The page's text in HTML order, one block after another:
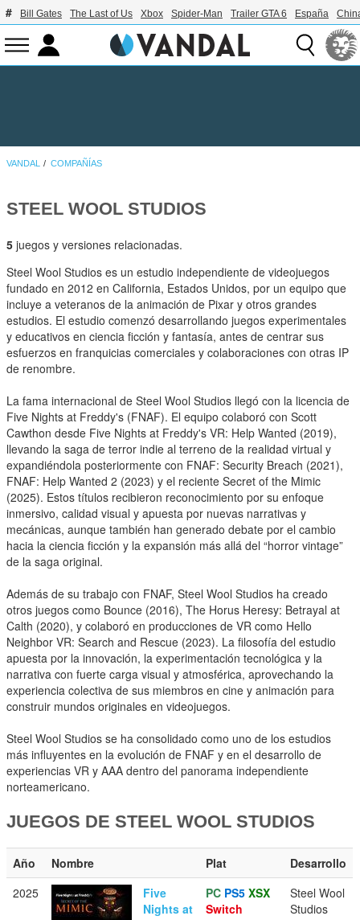
Bill Gates The Last of Us Xbox Spider-Man Trailer GTA 6 España
VANDAL COMPAÑÍAS
STEEL WOOL STUDIOS
5 juegos y versiones relacionadas.
Steel Wool Studios es un estudio independiente de videojuegos
fundado en 2012 en California, Estados Unidos, por un equipo que
incluye a veteranos de la animación de Pixar y otros grandes
estudios. El estudio comenzó desarrollando juegos experimentales
y educativos en ciencia ficción y fantasía, antes de centrar sus
esfuerzos en franquicias comerciales y colaboraciones con otras IP
de renombre.
La fama internacional de Steel Wool Studios llegó con la licencia de
Five Nights at Freddy's (FNAF). El equipo colaboró con Scott
Cawthon desde Five Nights at Freddy's VR: Help Wanted (2019),
llevando la saga de terror indie al terreno de la realidad virtual y
expandiéndola posteriormente con FNAF: Security Breach (2021),
FNAF: Help Wanted 2 (2023) y el reciente Secret of the Mimic
(2025). Estos títulos recibieron reconocimiento por su enfoque
inmersivo, calidad visual y apuesta por nuevas narrativas y
mecánicas, aunque también han generado debate por el cambio
hacia la ciencia ficción y la expansión más allá del “horror vintage”
de la saga original.
Además de su trabajo con FNAF, Steel Wool Studios ha creado
otros juegos como Bounce (2016), The Horus Heresy: Betrayal at
Calth (2020), y colaboró en producciones de VR como Hello
Neighbor VR: Search and Rescue (2023). La filosofía del estudio
apuesta por la innovación, la experimentación tecnológica y la
narrativa con fuerte carga visual y atmosférica, aprovechando la
experiencia colectiva de sus miembros en cine y animación para
construir mundos originales en videojuegos.
Steel Wool Studios se ha consolidado como uno de los estudios
más influyentes en la evolución de FNAF y en el desarrollo de
experiencias VR y AAA dentro del panorama independiente
norteamericano.
JUEGOS DE STEEL WOOL STUDIOS
Año Nombre Plat
Desarrollo
2025
Five
Nights at
PC PS5 XSX
Switch
Steel Wool
Studios